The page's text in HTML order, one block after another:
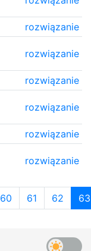
rozwiązanie
rozwiązanie
rozwiązanie
rozwiązanie
rozwiązanie
rozwiązanie
60 61 62 63